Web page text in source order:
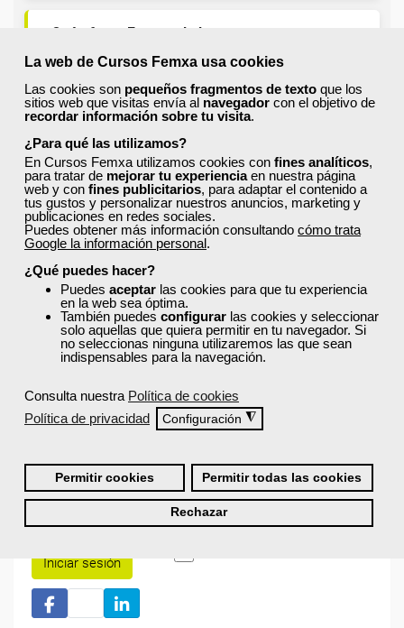
La web de Cursos Femxa usa cookies
Las cookies son pequeños fragmentos de texto que los
sitios web que visitas envía al navegador con el objetivo de
recordar información sobre tu visita.
¿Para qué las utilizamos?
En Cursos Femxa utilizamos cookies con fines analíticos,
para tratar de mejorar tu experienciaen nuestra página
web y con fines publicitarios, para adaptar el contenido a
tus gustos y personalizar nuestros anuncios, marketing y
publicaciones en redes sociales.
Puedes obtener más información consultando cómo trata
Google la información personal.
¿Qué puedes hacer?
Puedes aceptar las cookies para que tu experiencia
en la web sea óptima.
También puedes configurar las cookies y seleccionar
solo aquellas que quiera permitir en tu navegador. Si
no seleccionas ninguna utilizaremos las que sean
indispensables para la navegación.
Consulta nuestra Política de cookies
Política de privacidad
Configuración ◮
Permitir cookies Permitir todas las cookies
Rechazar
¿Qué ofrece Femxa al alumno una vez
¿Recibiré un certificado al finalizar un curso
¡Únete a la Comunidad Femxa!
Actualmente este curso está cerradoy no hay plazas
disponibles.
Si todavía no tienes cuenta de usuario,regístrate, indicando
tu sector profesional y tus preferencias formativas. Si ya
estás registrado, inicia sesión a continuación y filtra tu
perfil.
Recordarme
Iniciar sesión